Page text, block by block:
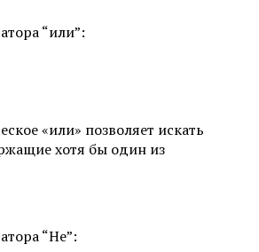
“или”:
«или» позволяет искать
хотя бы один из
“Не”: